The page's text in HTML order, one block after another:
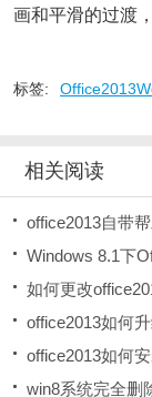
画和平滑的过渡
标签:
相关阅读
office2013自带
Windows 8.1下
如何更改
office2013如何
office2013如何
win8系统完全删